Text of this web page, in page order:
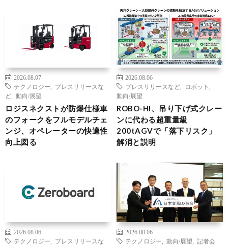
2026.08.07
テクノロジー
プレスリリースな
ど
動向/展望
ロジスネクストが防爆仕様車
のフォークをフルモデルチェ
ンジ、オペレーターの快適性
向上図る
2026.08.06
プレスリリースなど
ロボット
動向/展望
ROBO-HI、吊り下げ式クレー
ンに代わる超重量級
200tAGVで「落下リスク」
解消と説明
2026.08.06
テクノロジー
プレスリリースな
2026.08.06
テクノロジー
動向/展望
記者会